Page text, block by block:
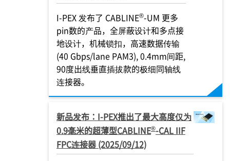
I-PEX发布了 CABLINE®-UM 更多
pin数的产品，全屏蔽设计和多点接
地设计，机械锁扣，高速数据传输
(40 Gbps/lane PAM3), 0.4mm间距,
90度出线垂直插拔款的极细同轴线
连接器。
新品发布： I-PEX推出了最大高度仅为
0.9毫米的超薄型CABLINE®-CAL IIF
FPC连接器 (2025/09/12)